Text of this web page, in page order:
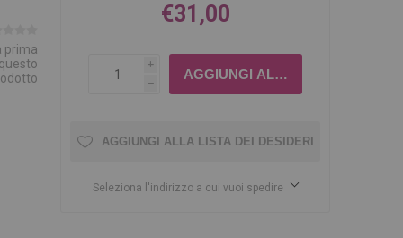
prima
€31,00
i
h
AGGIUNGI ALLA LISTA DEI DESIDERI
Seleziona l'indirizzo a cui vuoi spedire